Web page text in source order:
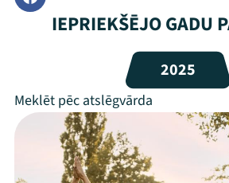
Viņi bija LAMPĀ
Jaunumi
Veikals
Kontakti
IEPRIEKŠĒJO GADU
2025